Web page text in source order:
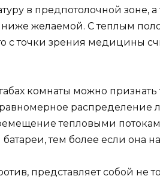
в предпотолочной зоне, а
желаемой. С теплым
с точки зрения медицины
комнаты можно
распределение
тепловыми
тем более если она
представляет собой не